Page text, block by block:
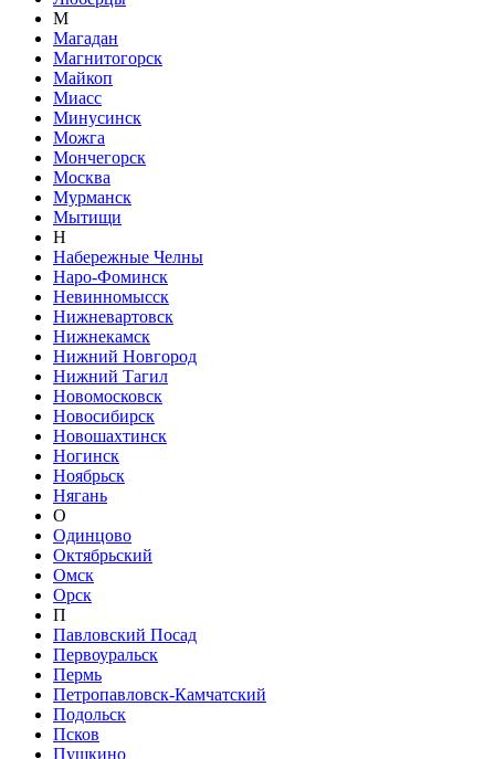
М
Магадан
Магнитогорск
Майкоп
Миасс
Минусинск
Можга
Мончегорск
Москва
Мурманск
Мытищи
Н
Набережные Челны
Наро-Фоминск
Невинномысск
Нижневартовск
Нижнекамск
Нижний Новгород
Нижний Тагил
Новомосковск
Новосибирск
Новошахтинск
Ногинск
Ноябрьск
Нягань
О
Одинцово
Октябрьский
Омск
Орск
П
Павловский Посад
Первоуральск
Пермь
Петропавловск-Камчатский
Подольск
Псков
Пушкино